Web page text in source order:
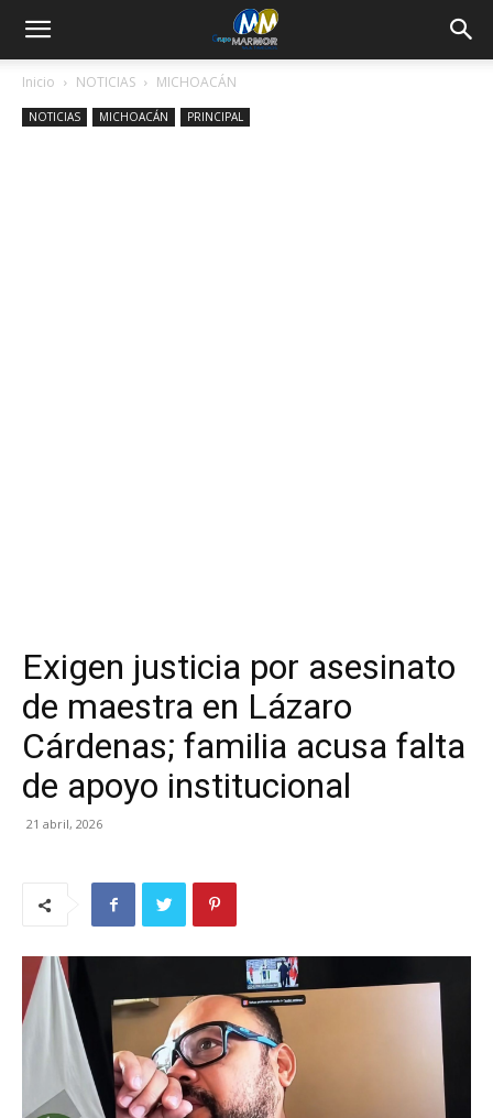
Inicio NOTICIAS MICHOACÁN
NOTICIAS MICHOACÁN PRINCIPAL
Exigen justicia por asesinato
de maestra en Lázaro
Cárdenas; familia acusa falta
de apoyo institucional
21 abril, 2026